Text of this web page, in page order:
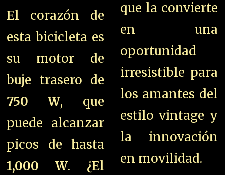
El corazón de
esta bicicleta es
su motor de
buje trasero de
750 W, que
puede alcanzar
picos de hasta
1,000 W. ¿El
que la convierte
en una
oportunidad
irresistible para
los amantes del
estilo vintage y
la innovación
en movilidad.